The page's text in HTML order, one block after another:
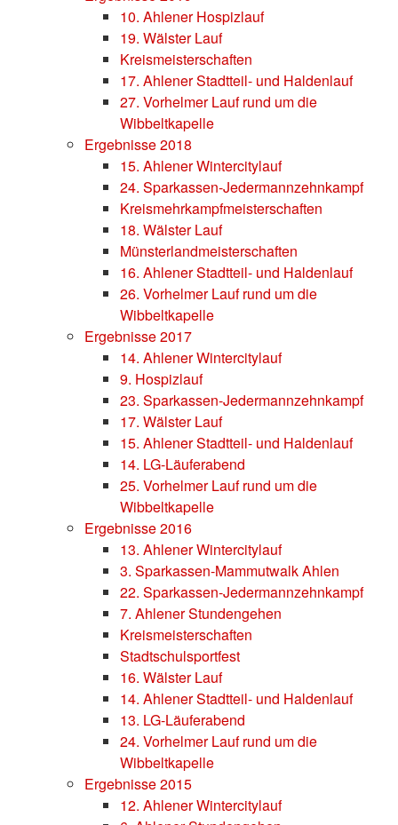
10. Ahlener Hospizlauf
19. Wälster Lauf
Kreismeisterschaften
17. Ahlener Stadtteil- und Haldenlauf
27. Vorhelmer Lauf rund um die
Wibbeltkapelle
Ergebnisse 2018
15. Ahlener Wintercitylauf
24. Sparkassen-Jedermannzehnkampf
Kreismehrkampfmeisterschaften
18. Wälster Lauf
Münsterlandmeisterschaften
16. Ahlener Stadtteil- und Haldenlauf
26. Vorhelmer Lauf rund um die
Wibbeltkapelle
Ergebnisse 2017
14. Ahlener Wintercitylauf
9. Hospizlauf
23. Sparkassen-Jedermannzehnkampf
17. Wälster Lauf
15. Ahlener Stadtteil- und Haldenlauf
14. LG-Läuferabend
25. Vorhelmer Lauf rund um die
Wibbeltkapelle
Ergebnisse 2016
13. Ahlener Wintercitylauf
3. Sparkassen-Mammutwalk Ahlen
22. Sparkassen-Jedermannzehnkampf
7. Ahlener Stundengehen
Kreismeisterschaften
Stadtschulsportfest
16. Wälster Lauf
14. Ahlener Stadtteil- und Haldenlauf
13. LG-Läuferabend
24. Vorhelmer Lauf rund um die
Wibbeltkapelle
Ergebnisse 2015
12. Ahlener Wintercitylauf